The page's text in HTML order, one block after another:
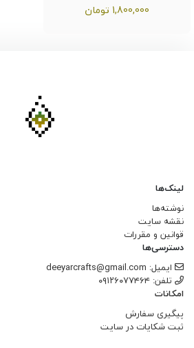
1,800,000 تومان
لینک‌ها
نوشته‌ها
نقشه سایت
قوانین و مقررات
دسترسی‌ها
ایمیل: deeyarcrafts@gmail.com
تلفن: ۰۹۱۲۶۰۷۷۴۶۴
امکانات
پیگیری سفارش
ثبت شکایات در سایت